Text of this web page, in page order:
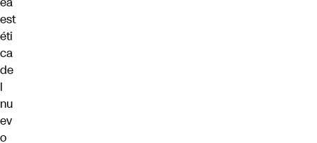
est
éti
ca
de
l
nu
ev
o